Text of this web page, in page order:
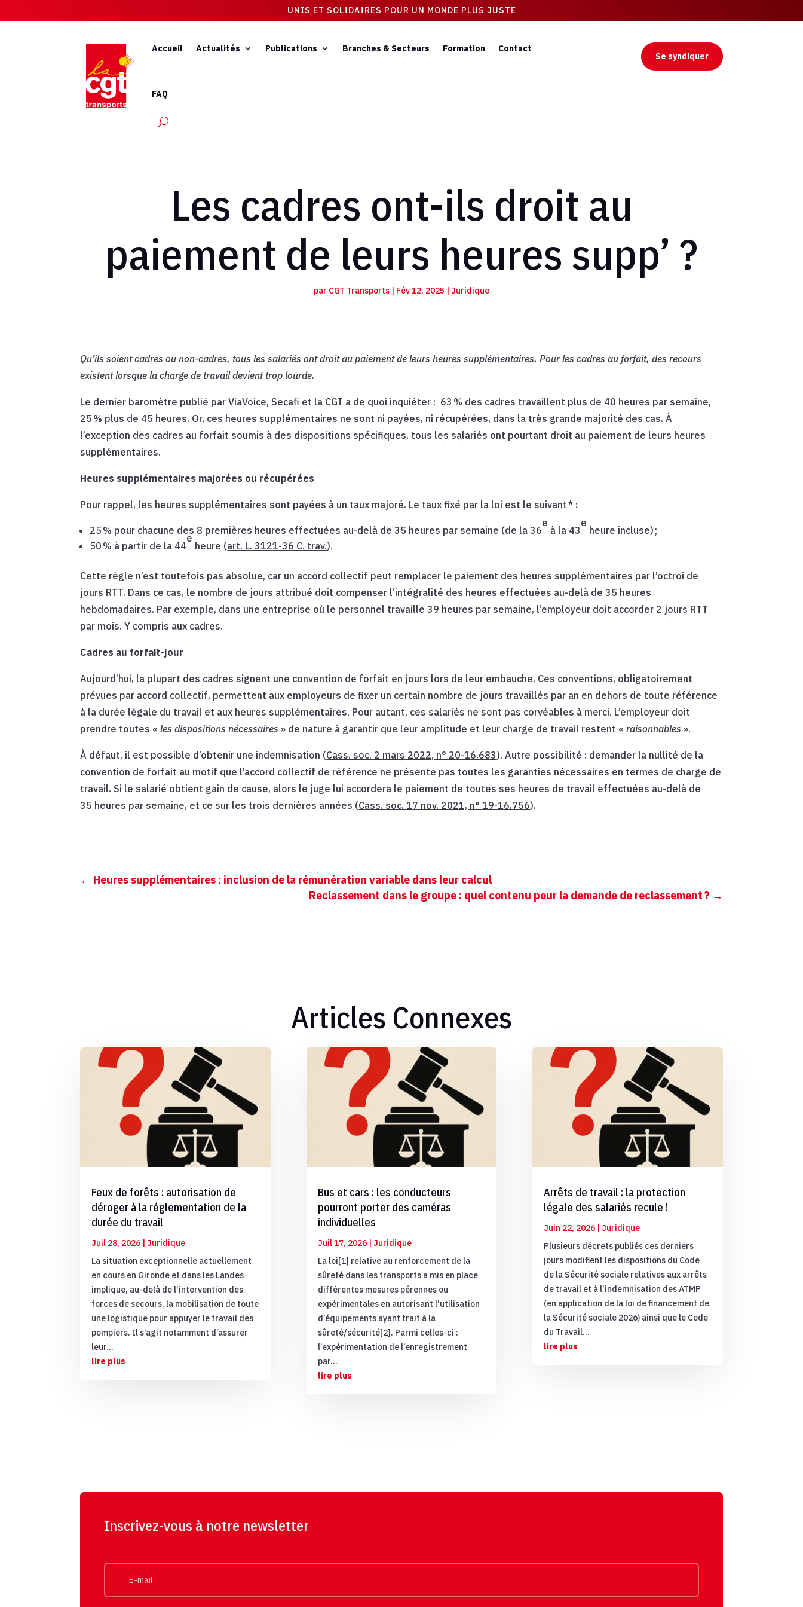
UNIS ET SOLIDAIRES POUR UN MONDE PLUS JUSTE
Accueil Actualités Publications Branches & Secteurs Formation Contact
FAQ
Se syndiquer
Les cadres ont-ils droit au
paiement de leurs heures supp’ ?
par CGT Transports | Fév 12, 2025 | Juridique
Qu’ils soient cadres ou non-cadres, tous les salariés ont droit au paiement de leurs heures supplémentaires. Pour les cadres au forfait, des recours
existent lorsque la charge de travail devient trop lourde.
Le dernier baromètre publié par ViaVoice, Secafi et la CGT a de quoi inquiéter : 63 % des cadres travaillent plus de 40 heures par semaine,
25 % plus de 45 heures. Or, ces heures supplémentaires ne sont ni payées, ni récupérées, dans la très grande majorité des cas. À
l’exception des cadres au forfait soumis à des dispositions spécifiques, tous les salariés ont pourtant droit au paiement de leurs heures
supplémentaires.
Heures supplémentaires majorées ou récupérées
Pour rappel, les heures supplémentaires sont payées à un taux majoré. Le taux fixé par la loi est le suivant * :
25 % pour chacune des 8 premières heures effectuées au-delà de 35 heures par semaine (de la 36
e
à la 43
e
heure incluse) ;
50 % à partir de la 44
e
heure (art. L. 3121-36 C. trav.).
Cette règle n’est toutefois pas absolue, car un accord collectif peut remplacer le paiement des heures supplémentaires par l’octroi de
jours RTT. Dans ce cas, le nombre de jours attribué doit compenser l’intégralité des heures effectuées au-delà de 35 heures
hebdomadaires. Par exemple, dans une entreprise où le personnel travaille 39 heures par semaine, l’employeur doit accorder 2 jours RTT
par mois. Y compris aux cadres.
Cadres au forfait-jour
Aujourd’hui, la plupart des cadres signent une convention de forfait en jours lors de leur embauche. Ces conventions, obligatoirement
prévues par accord collectif, permettent aux employeurs de fixer un certain nombre de jours travaillés par an en dehors de toute référence
à la durée légale du travail et aux heures supplémentaires. Pour autant, ces salariés ne sont pas corvéables à merci. L’employeur doit
prendre toutes «les dispositions nécessaires » de nature à garantir que leur amplitude et leur charge de travail restent «raisonnables ».
À défaut, il est possible d’obtenir une indemnisation (Cass. soc. 2 mars 2022, n° 20-16.683). Autre possibilité : demander la nullité de la
convention de forfait au motif que l’accord collectif de référence ne présente pas toutes les garanties nécessaires en termes de charge de
travail. Si le salarié obtient gain de cause, alors le juge lui accordera le paiement de toutes ses heures de travail effectuées au-delà de
35 heures par semaine, et ce sur les trois dernières années (Cass. soc. 17 nov. 2021, n° 19-16.756).
← Heures supplémentaires : inclusion de la rémunération variable dans leur calcul
Reclassement dans le groupe : quel contenu pour la demande de reclassement ? →
Articles Connexes
Feux de forêts : autorisation de
déroger à la réglementation de la
durée du travail
Juil 28, 2026 |Juridique
La situation exceptionnelle actuellement
en cours en Gironde et dans les Landes
implique, au-delà de l’intervention des
forces de secours, la mobilisation de toute
une logistique pour appuyer le travail des
pompiers. Il s’agit notamment d’assurer
leur...
lire plus
Bus et cars : les conducteurs
pourront porter des caméras
individuelles
Juil 17, 2026| Juridique
La loi[1] relative au renforcement de la
sûreté dans les transports a mis en place
différentes mesures pérennes ou
expérimentales en autorisant l’utilisation
d’équipements ayant trait à la
sûreté/sécurité[2]. Parmi celles-ci :
l’expérimentation de l’enregistrement
par...
lire plus
Arrêts de travail : la protection
légale des salariés recule !
Juin 22, 2026| Juridique
Plusieurs décrets publiés ces derniers
jours modifient les dispositions du Code
de la Sécurité sociale relatives aux arrêts
de travail et à l’indemnisation des ATMP
(en application de la loi de financement de
la Sécurité sociale 2026) ainsi que le Code
du Travail...
lire plus
Inscrivez-vous à notre newsletter